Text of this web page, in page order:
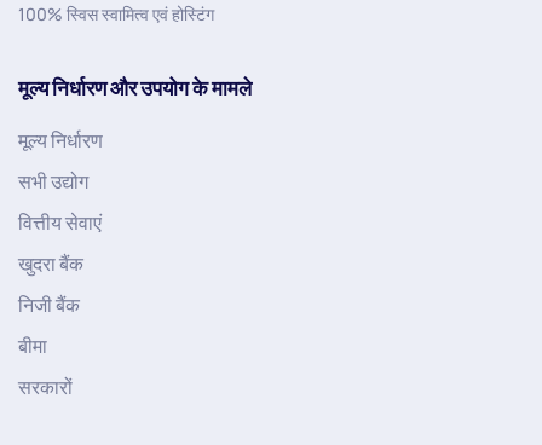
100% स्विस स्वामित्व एवं होस्टिंग
मूल्य निर्धारण और उपयोग के मामले
मूल्य निर्धारण
सभी उद्योग
वित्तीय सेवाएं
खुदरा बैंक
निजी बैंक
बीमा
सरकारों